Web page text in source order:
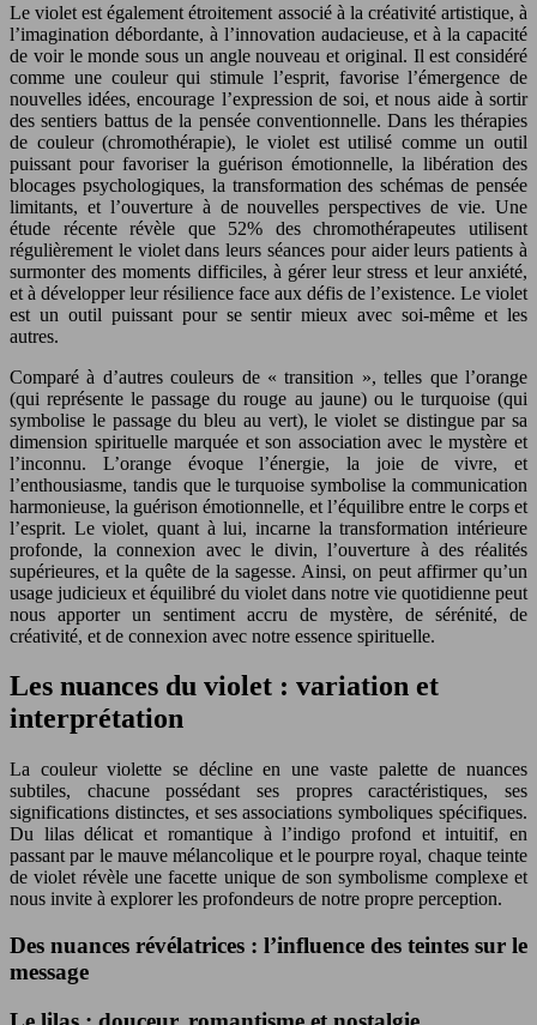
Le violet est également étroitement associé à la créativité artistique, à
l’imagination débordante, à l’innovation audacieuse, et à la capacité
de voir le monde sous un angle nouveau et original. Il est considéré
comme une couleur qui stimule l’esprit, favorise l’émergence de
nouvelles idées, encourage l’expression de soi, et nous aide à sortir
des sentiers battus de la pensée conventionnelle. Dans les thérapies
de couleur (chromothérapie), le violet est utilisé comme un outil
puissant pour favoriser la guérison émotionnelle, la libération des
blocages psychologiques, la transformation des schémas de pensée
limitants, et l’ouverture à de nouvelles perspectives de vie. Une
étude récente révèle que 52% des chromothérapeutes utilisent
régulièrement le violet dans leurs séances pour aider leurs patients à
surmonter des moments difficiles, à gérer leur stress et leur anxiété,
et à développer leur résilience face aux défis de l’existence. Le violet
est un outil puissant pour se sentir mieux avec soi-même et les
autres.
Comparé à d’autres couleurs de « transition », telles que l’orange
(qui représente le passage du rouge au jaune) ou le turquoise (qui
symbolise le passage du bleu au vert), le violet se distingue par sa
dimension spirituelle marquée et son association avec le mystère et
l’inconnu. L’orange évoque l’énergie, la joie de vivre, et
l’enthousiasme, tandis que le turquoise symbolise la communication
harmonieuse, la guérison émotionnelle, et l’équilibre entre le corps et
l’esprit. Le violet, quant à lui, incarne la transformation intérieure
profonde, la connexion avec le divin, l’ouverture à des réalités
supérieures, et la quête de la sagesse. Ainsi, on peut affirmer qu’un
usage judicieux et équilibré du violet dans notre vie quotidienne peut
nous apporter un sentiment accru de mystère, de sérénité, de
créativité, et de connexion avec notre essence spirituelle.
Les nuances du violet : variation et
interprétation
La couleur violette se décline en une vaste palette de nuances
subtiles, chacune possédant ses propres caractéristiques, ses
significations distinctes, et ses associations symboliques spécifiques.
Du lilas délicat et romantique à l’indigo profond et intuitif, en
passant par le mauve mélancolique et le pourpre royal, chaque teinte
de violet révèle une facette unique de son symbolisme complexe et
nous invite à explorer les profondeurs de notre propre perception.
Des nuances révélatrices : l’influence des teintes sur le
message